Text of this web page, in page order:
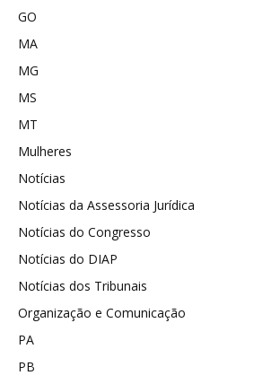
GO
MA
MG
MS
MT
Mulheres
Notícias
Notícias da Assessoria Jurídica
Notícias do Congresso
Notícias do DIAP
Notícias dos Tribunais
Organização e Comunicação
PA
PB